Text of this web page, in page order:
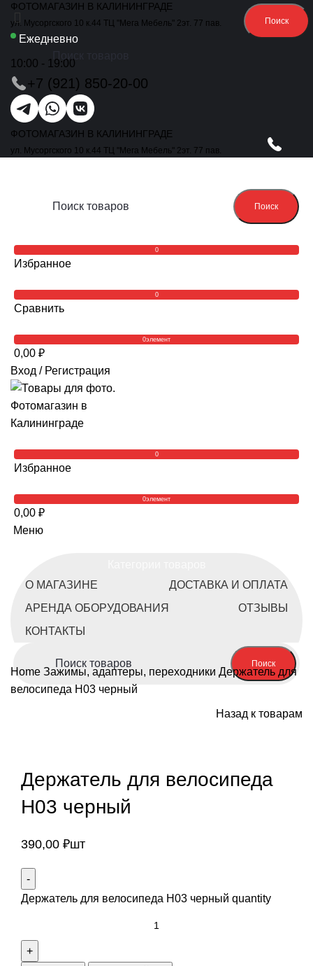
ФОТОМАГАЗИН В КАЛИНИНГРАДЕ
ул. Мусоргского 10 к.44 ТЦ "Мега Мебель" 2эт. 77 пав.
Ежедневно
10:00 - 19:00
+7 (921) 850-20-00
ФОТОМАГАЗИН В КАЛИНИНГРАДЕ
ул. Мусоргского 10 к.44 ТЦ "Мега Мебель" 2эт. 77 пав.
Поиск
0
Избранное
0
Сравнить
0элемент
0,00 ₽
Вход / Регистрация
0
Избранное
0элемент
0,00 ₽
Меню
О МАГАЗИНЕ
ДОСТАВКА И ОПЛАТА
АРЕНДА ОБОРУДОВАНИЯ
ОТЗЫВЫ
КОНТАКТЫ
Поиск
Home Зажимы, адаптеры, переходники Держатель для
велосипеда H03 черный
Назад к товарам
Держатель для велосипеда
H03 черный
390,00 ₽шт
Держатель для велосипеда H03 черный quantity
Поиск